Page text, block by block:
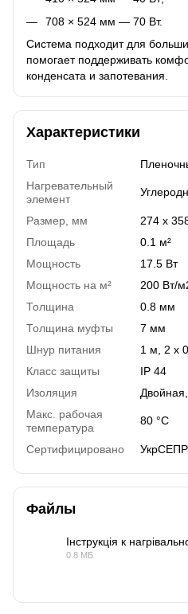
708 × 524 мм — 70 Вт.
Система подходит для
помогает поддерживать
конденсата и запотевания.
Характеристики
Тип
Нагревательный
элемент
Размер, мм
274 х
Площадь
0.1 м²
Мощность
17.5 Вт
Мощность на м²
200 Вт/
Толщина
0.8 мм
Толщина муфты
7 мм
Шнур питания
1 м, 2 х
Класс защиты
IP 44
Изоляция
Двойная,
Макс. рабочая
температура
80 °C
Сертифицировано
Файлы
Інструкція к
0.8 МБ